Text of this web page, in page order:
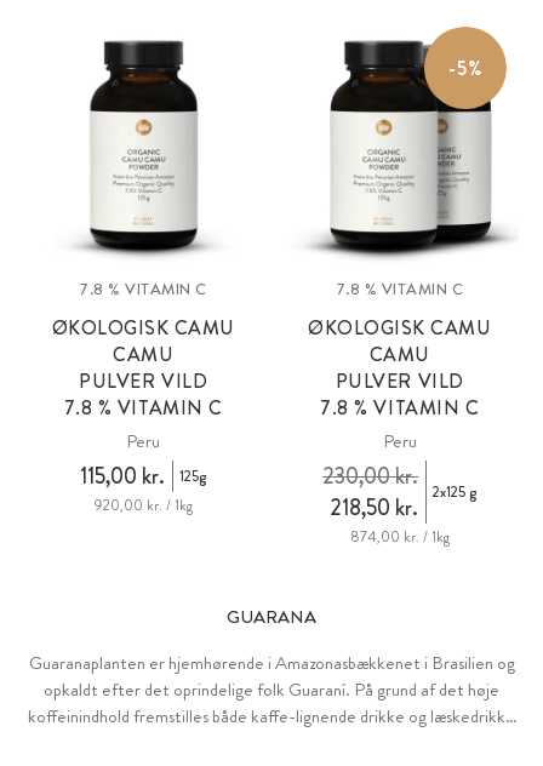
7.8 % VITAMIN C
ØKOLOGISK CAMU
CAMU
PULVER VILD
7.8 % VITAMIN C
Peru
115,00 kr.
125g
920,00 kr. / 1kg
-5%
7.8 % VITAMIN C
ØKOLOGISK CAMU
CAMU
PULVER VILD
7.8 % VITAMIN C
Peru
218,50 kr.
230,00 kr. 2x125 g
874,00 kr. / 1kg
GUARANA
Guaranaplanten er hjemhørende i Amazonasbækkenet i Brasilien og
opkaldt efter det oprindelige folk Guaraní. På grund af det høje
koffeinindhold fremstilles både kaffe-lignende drikke og læskedrikke